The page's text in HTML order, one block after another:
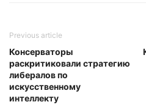
Previous article
Консерваторы
раскритиковали стратегию
либералов по
искусственному
интеллекту